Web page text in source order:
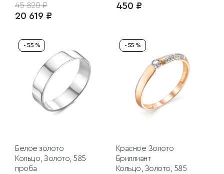
45 820 ₽
20 619 ₽
450 ₽
- 55 %
Белое золото
Кольцо, Золото, 585
проба
- 55 %
Красное Золото
Бриллиант
Кольцо, Золото, 585